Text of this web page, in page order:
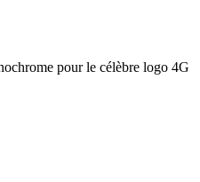
pour le célèbre logo 4G